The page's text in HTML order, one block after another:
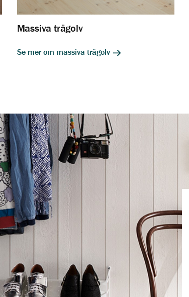
Massiva trägolv
Se mer om massiva trägolv